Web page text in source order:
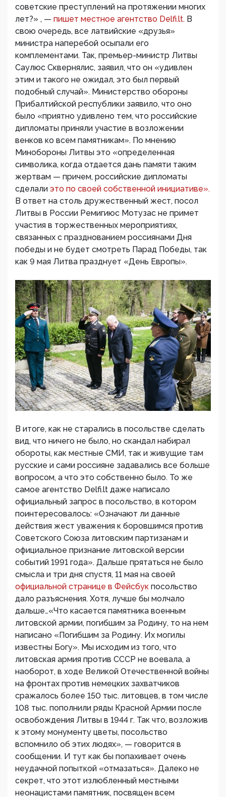
советские преступлений на протяжении многих
лет?» , — пишет местное агентство Delfi.lt. В
свою очередь, все латвийские «друзья»
министра наперебой осыпали его
комплементами. Так, премьер-министр Литвы
Саулюс Сквернялис, заявил, что он «удивлен
этим и такого не ожидал, это был первый
подобный случай». Министерство обороны
Прибалтийской республики заявило, что оно
было «приятно удивлено тем, что российские
дипломаты приняли участие в возложении
венков ко всем памятникам». По мнению
Минобороны Литвы это «определенная
символика, когда отдается дань памяти таким
жертвам — причем, российские дипломаты
сделали это по своей собственной инициативе».
В ответ на столь дружественный жест, посол
Литвы в России Ремигиюс Мотузас не примет
участия в торжественных мероприятиях,
связанных с празднованием россиянами Дня
победы и не будет смотреть Парад Победы, так
как 9 мая Литва празднует «День Европы».
В итоге, как не старались в посольстве сделать
вид, что ничего не было, но скандал набирал
обороты, как местные СМИ, так и живущие там
русские и сами россияне задавались все больше
вопросом, а что это собственно было. То же
самое агентство Delfi.lt даже написало
официальный запрос в посольство, в котором
поинтересовалось: «Означают ли данные
действия жест уважения к боровшимся против
Советского Союза литовским партизанам и
официальное признание литовской версии
событий 1991 года». Дальше прятаться не было
смысла и три дня спустя, 11 мая на своей
официальной странице в Фейсбук посольство
дало разъяснения. Хотя, лучше бы молчало
дальше…«Что касается памятника военным
литовской армии, погибшим за Родину, то на нем
написано «Погибшим за Родину. Их могилы
известны Богу». Мы исходим из того, что
литовская армия против СССР не воевала, а
наоборот, в ходе Великой Отечественной войны
на фронтах против немецких захватчиков
сражалось более 150 тыс. литовцев, в том числе
108 тыс. пополнили ряды Красной Армии после
освобождения Литвы в 1944 г. Так что, возложив
к этому монументу цветы, посольство
вспомнило об этих людях», — говорится в
сообщении. И тут как бы попахивает очень
неудачной попыткой «отмазаться». Далеко не
секрет, что этот излюбленный местными
неонацистами памятник, посвящен всем